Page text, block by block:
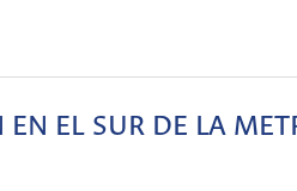
EL SUR DE LA